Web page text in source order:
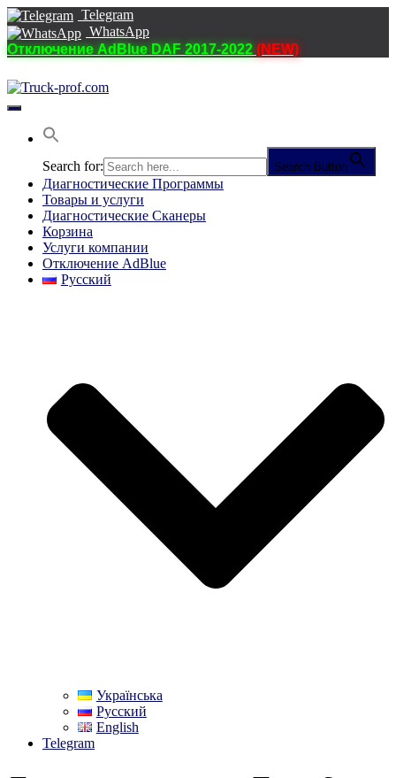
Telegram
WhatsApp
Отключение AdBlue DAF 2017-2022 (NEW)
Переключить
навигацию
Search for: Search Button
Диагностические Программы
Товары и услуги
Диагностические Сканеры
Корзина
Услуги компании
Отключение AdBlue
Русский
Українська
Русский
English
Telegram